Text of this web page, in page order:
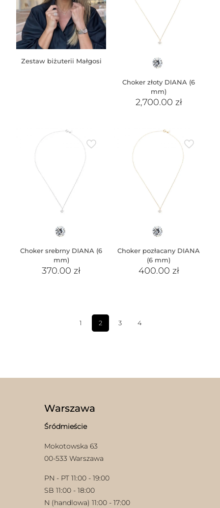
Zestaw biżuterii Małgosi
Choker złoty DIANA (6
mm)
2,700.00 zł
Choker srebrny DIANA (6
mm)
370.00zł
Choker pozłacany DIANA
(6 mm)
400.00 zł
1 2 3 4
Warszawa
Śródmieście
Mokotowska 63
00-533 Warszawa
PN - PT 11:00 - 19:00
SB 11:00 - 18:00
N (handlowa) 11:00 - 17:00